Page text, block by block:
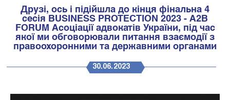
Друзі, ось і підійшла до кінця фінальна 4
сесія BUSINESS PROTECTION 2023 - A2B
FORUM Асоціації адвокатів України, під час
якої ми обговорювали питання взаємодії з
правоохоронними та державними органами
30.06.2023